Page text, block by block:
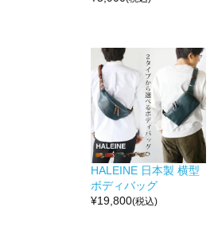
HALEINE 日本製 横型
ボディバッグ
¥19,800(税込)